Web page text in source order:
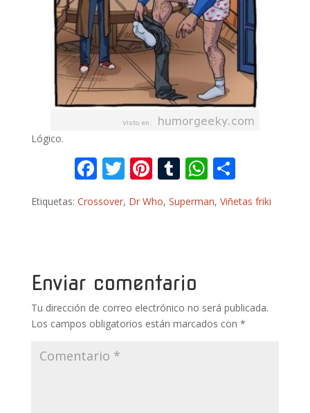
Lógico.
F
e
o
k
T
w
itt
Pi
nt
er
T
m
W
h
at
p
o
m
r
Etiquetas: Crossover, Dr Who, Superman, Viñetas friki
Enviar comentario
Tu dirección de correo electrónico no será publicada.
Los campos obligatorios están marcados con *